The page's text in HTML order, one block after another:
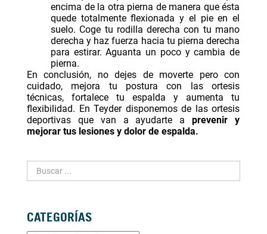
encima de la otra pierna de manera que ésta
quede totalmente flexionada y el pie en el
suelo. Coge tu rodilla derecha con tu mano
derecha y haz fuerza hacia tu pierna derecha
para estirar. Aguanta un poco y cambia de
pierna.
En conclusión, no dejes de moverte pero con
cuidado, mejora tu postura con las ortesis
técnicas, fortalece tu espalda y aumenta tu
flexibilidad. En Teyder disponemos de las ortesis
deportivas que van a ayudarte aprevenir y
mejorar tus lesiones y dolor de espalda.
CATEGORÍAS